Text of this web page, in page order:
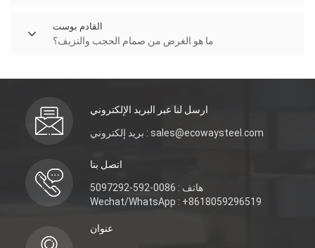
القادم بوست
ما هو الغرض من صمام الحجب والنزيف؟
ارسل لنا عبر البريد الإلكتروني
بريد إلكتروني : sales@ecowaysteel.com
اتصل بنا
هاتف : 0086-592-5097292
Wechat/WhatsApp : +8618059296519
عنوان